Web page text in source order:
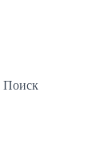
Поиск